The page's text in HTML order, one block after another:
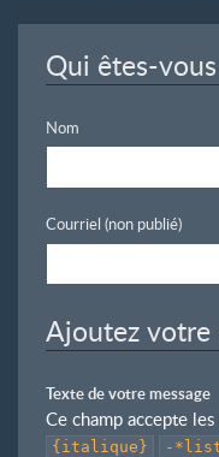
Qui êtes-
Nom
Courriel (non publié)
Ajoutez votre
Texte de votre message
Ce champ accepte
{italique}
-